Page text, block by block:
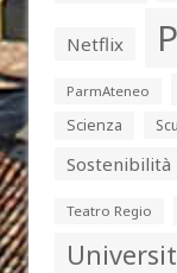
Netflix
ParmAteneo
Scienza
Sostenibilità
Teatro Regio